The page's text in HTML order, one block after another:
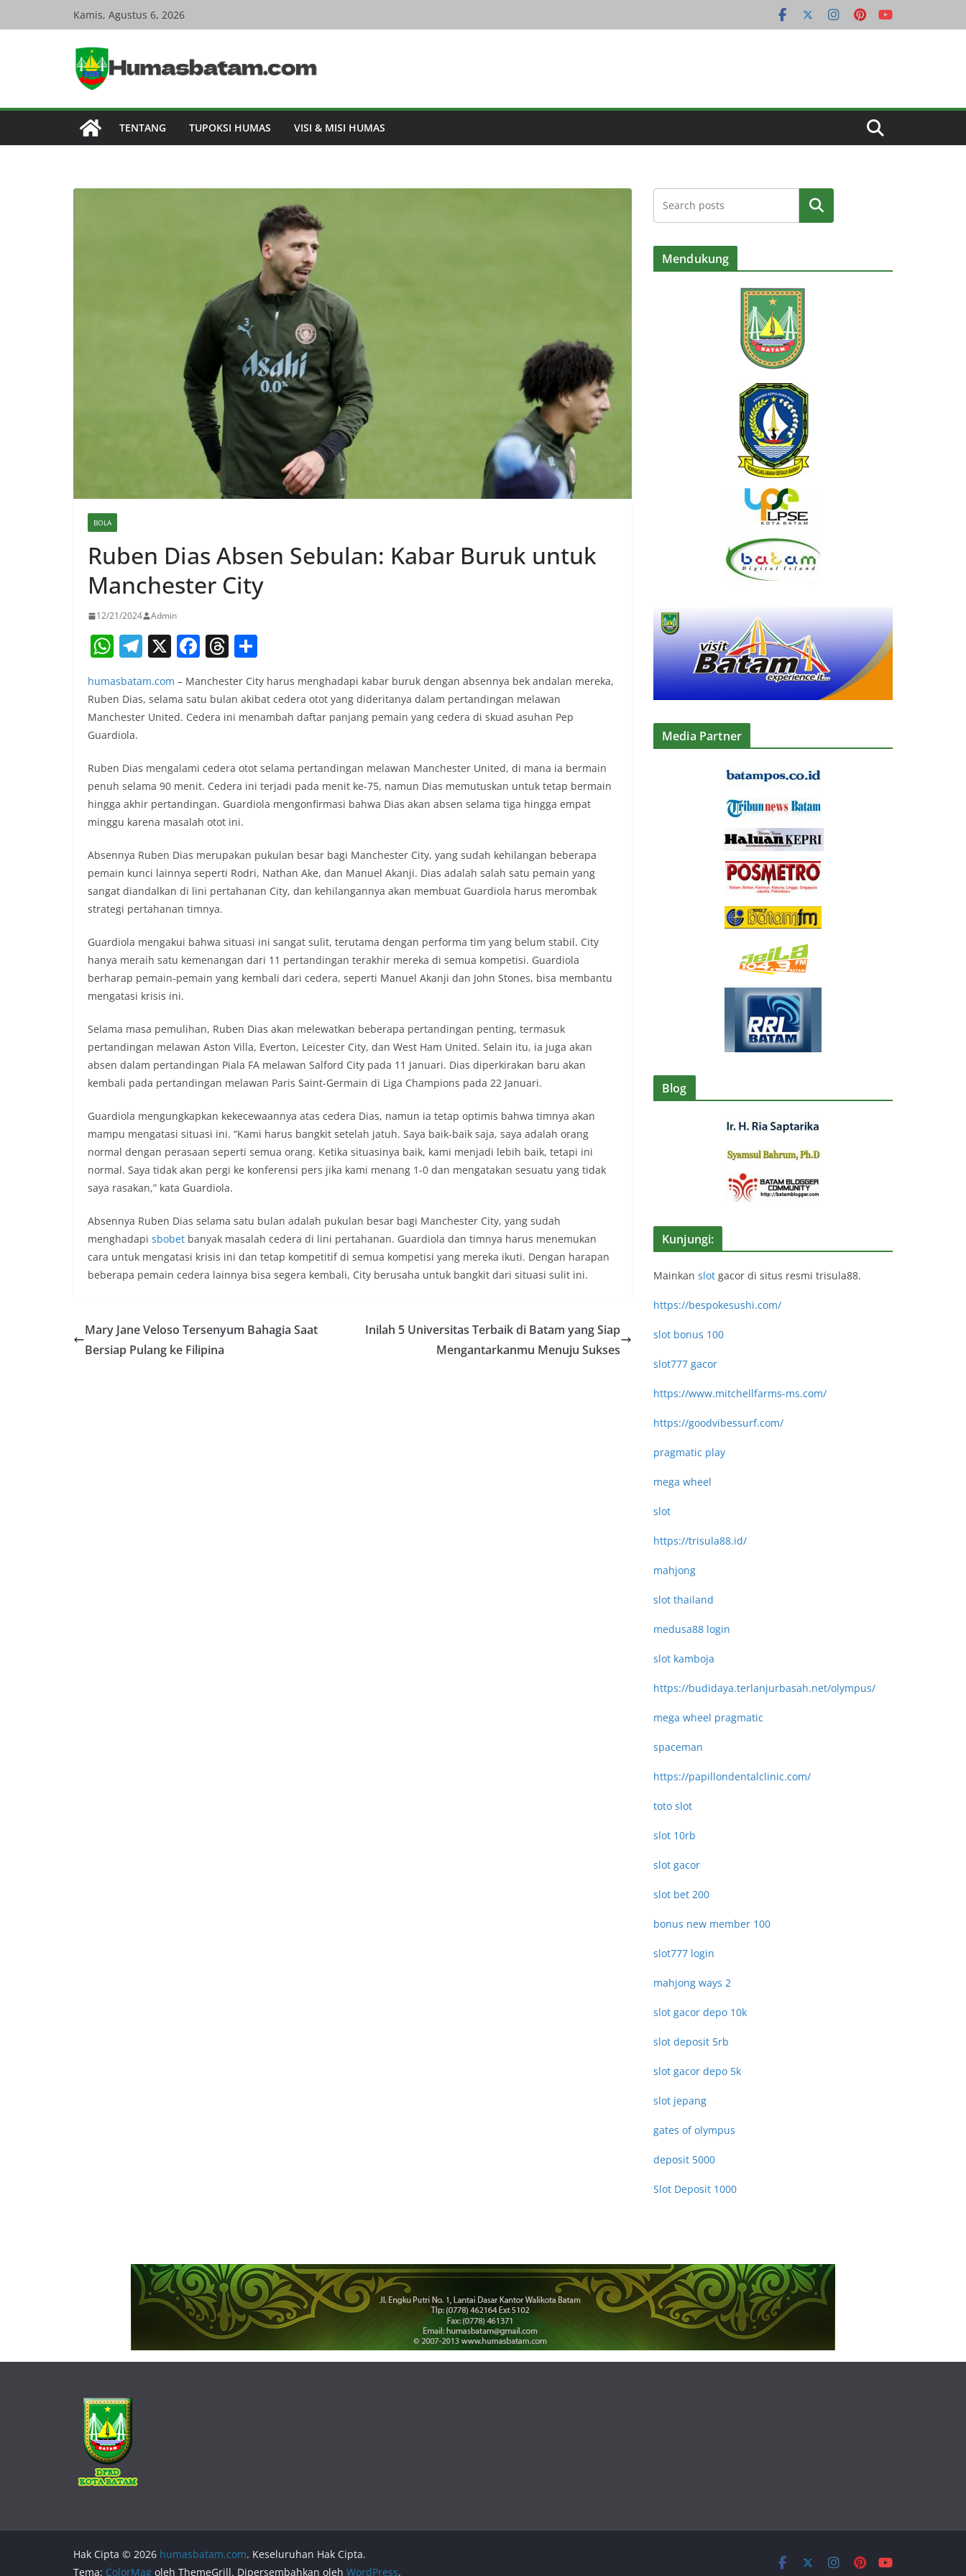
to
Kamis, Agustus 6, 2026
TENTANG TUPOKSI HUMAS VISI & MISI HUMAS
BOLA
Ruben Dias Absen Sebulan: Kabar Buruk untuk
Manchester City
12/21/2024 Admin
W
h
at
s
A
p
p
T
e
gr
m
X F
c
e
o
o
k
T
re
a
s
h
ar
e
humasbatam.com – Manchester City harus menghadapi kabar buruk dengan absennya bek andalan mereka,
Ruben Dias, selama satu bulan akibat cedera otot yang dideritanya dalam pertandingan melawan
Manchester United. Cedera ini menambah daftar panjang pemain yang cedera di skuad asuhan Pep
Guardiola.
Ruben Dias mengalami cedera otot selama pertandingan melawan Manchester United, di mana ia bermain
penuh selama 90 menit. Cedera ini terjadi pada menit ke-75, namun Dias memutuskan untuk tetap bermain
hingga akhir pertandingan. Guardiola mengonfirmasi bahwa Dias akan absen selama tiga hingga empat
minggu karena masalah otot ini.
Absennya Ruben Dias merupakan pukulan besar bagi Manchester City, yang sudah kehilangan beberapa
pemain kunci lainnya seperti Rodri, Nathan Ake, dan Manuel Akanji. Dias adalah salah satu pemain yang
sangat diandalkan di lini pertahanan City, dan kehilangannya akan membuat Guardiola harus merombak
strategi pertahanan timnya.
Guardiola mengakui bahwa situasi ini sangat sulit, terutama dengan performa tim yang belum stabil. City
hanya meraih satu kemenangan dari 11 pertandingan terakhir mereka di semua kompetisi. Guardiola
berharap pemain-pemain yang kembali dari cedera, seperti Manuel Akanji dan John Stones, bisa membantu
mengatasi krisis ini.
Selama masa pemulihan, Ruben Dias akan melewatkan beberapa pertandingan penting, termasuk
pertandingan melawan Aston Villa, Everton, Leicester City, dan West Ham United. Selain itu, ia juga akan
absen dalam pertandingan Piala FA melawan Salford City pada 11 Januari. Dias diperkirakan baru akan
kembali pada pertandingan melawan Paris Saint-Germain di Liga Champions pada 22 Januari.
Guardiola mengungkapkan kekecewaannya atas cedera Dias, namun ia tetap optimis bahwa timnya akan
mampu mengatasi situasi ini. “Kami harus bangkit setelah jatuh. Saya baik-baik saja, saya adalah orang
normal dengan perasaan seperti semua orang. Ketika situasinya baik, kami menjadi lebih baik, tetapi ini
normal. Saya tidak akan pergi ke konferensi pers jika kami menang 1-0 dan mengatakan sesuatu yang tidak
saya rasakan,” kata Guardiola.
Absennya Ruben Dias selama satu bulan adalah pukulan besar bagi Manchester City, yang sudah
menghadapi sbobet banyak masalah cedera di lini pertahanan. Guardiola dan timnya harus menemukan
cara untuk mengatasi krisis ini dan tetap kompetitif di semua kompetisi yang mereka ikuti. Dengan harapan
beberapa pemain cedera lainnya bisa segera kembali, City berusaha untuk bangkit dari situasi sulit ini.
Mary Jane Veloso Tersenyum Bahagia Saat
Bersiap Pulang ke Filipina
Inilah 5 Universitas Terbaik di Batam yang Siap
Mengantarkanmu Menuju Sukses
Cari
Mendukung
Media Partner
Blog
Kunjungi:
Mainkan slot gacor di situs resmi trisula88.
https://bespokesushi.com/
slot bonus 100
slot777 gacor
https://www.mitchellfarms-ms.com/
https://goodvibessurf.com/
pragmatic play
mega wheel
slot
https://trisula88.id/
mahjong
slot thailand
medusa88 login
slot kamboja
https://budidaya.terlanjurbasah.net/olympus/
mega wheel pragmatic
spaceman
https://papillondentalclinic.com/
toto slot
slot 10rb
slot gacor
slot bet 200
bonus new member 100
slot777 login
mahjong ways 2
slot gacor depo 10k
slot deposit 5rb
slot gacor depo 5k
slot jepang
gates of olympus
deposit 5000
Slot Deposit 1000
Hak Cipta © 2026 humasbatam.com. Keseluruhan Hak Cipta.
Tema: ColorMag oleh ThemeGrill. Dipersembahkan oleh WordPress.